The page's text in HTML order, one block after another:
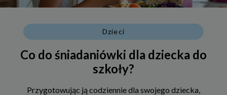
Dzieci
Co do śniadaniówki dla dziecka do
szkoły?
Przygotowując ją codziennie dla swojego dziecka,